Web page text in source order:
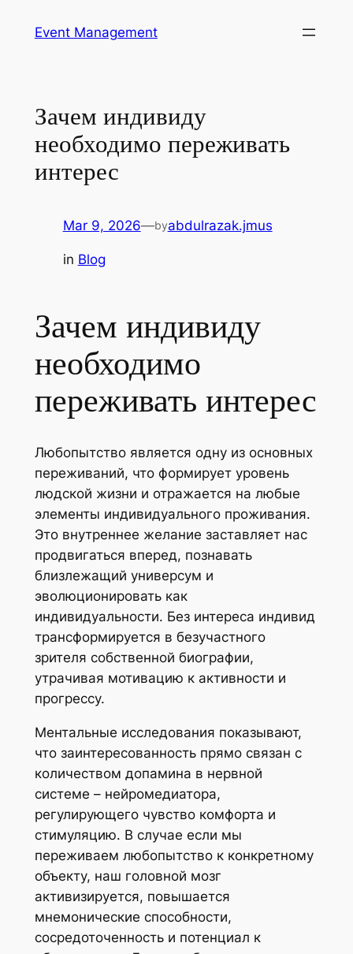
Event Management
Зачем индивиду
необходимо переживать
интерес
Mar 9, 2026—byabdulrazak.jmus
in Blog
Зачем индивиду
необходимо
переживать интерес
Любопытство является одну из основных
переживаний, что формирует уровень
людской жизни и отражается на любые
элементы индивидуального проживания.
Это внутреннее желание заставляет нас
продвигаться вперед, познавать
близлежащий универсум и
эволюционировать как
индивидуальности. Без интереса индивид
трансформируется в безучастного
зрителя собственной биографии,
утрачивая мотивацию к активности и
прогрессу.
Ментальные исследования показывают,
что заинтересованность прямо связан с
количеством допамина в нервной
системе – нейромедиатора,
регулирующего чувство комфорта и
стимуляцию. В случае если мы
переживаем любопытство к конкретному
объекту, наш головной мозг
активизируется, повышается
мнемонические способности,
сосредоточенность и потенциал к